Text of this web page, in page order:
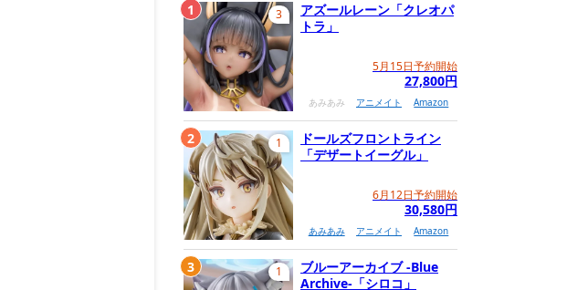
アズールレーン「クレオパ
トラ」
5月15日予約開始
27,800円
あみあみ アニメイト Amazon
3
1
ドールズフロントライン
「デザートイーグル」
6月12日予約開始
30,580円
あみあみ アニメイト Amazon
1
2
ブルーアーカイブ -Blue
Archive-「シロコ」
1
3